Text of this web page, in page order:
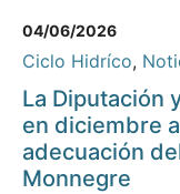
04/06/2026
Ciclo Hidríco,
La Diputación
en diciembre
adecuación
Monnegre